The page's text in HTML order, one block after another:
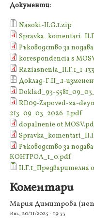
Документи:
Nasoki-ІІ.G.1.zip
Ръководство за
korespondencia s
Raziasnenia_ІІ.Г.1_1-
Доклад-Г.II_.1-
Doklad_93-
RD09-Zapoved-za-
213_09_03_2026_1.pdf
dopalnenie ot
Ръководство за
КОНТРОЛ_1_0.pdf
II.Г.1_Предварителна
Коментари
Мария Димитрова
Вт., 20/11/2025 - 19:33